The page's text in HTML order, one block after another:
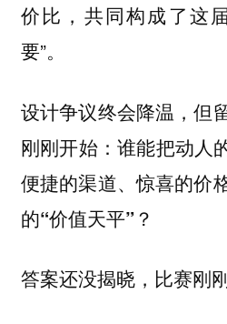
价比，共同构成了这
要”。
设计争议终会降温，但
刚刚开始：谁能把动人
便捷的渠道、惊喜的价
的“价值天平”？
答案还没揭晓，比赛刚